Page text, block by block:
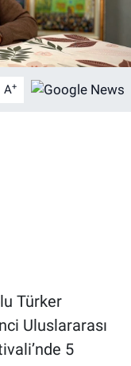
A+
Türker
Uluslararası
5